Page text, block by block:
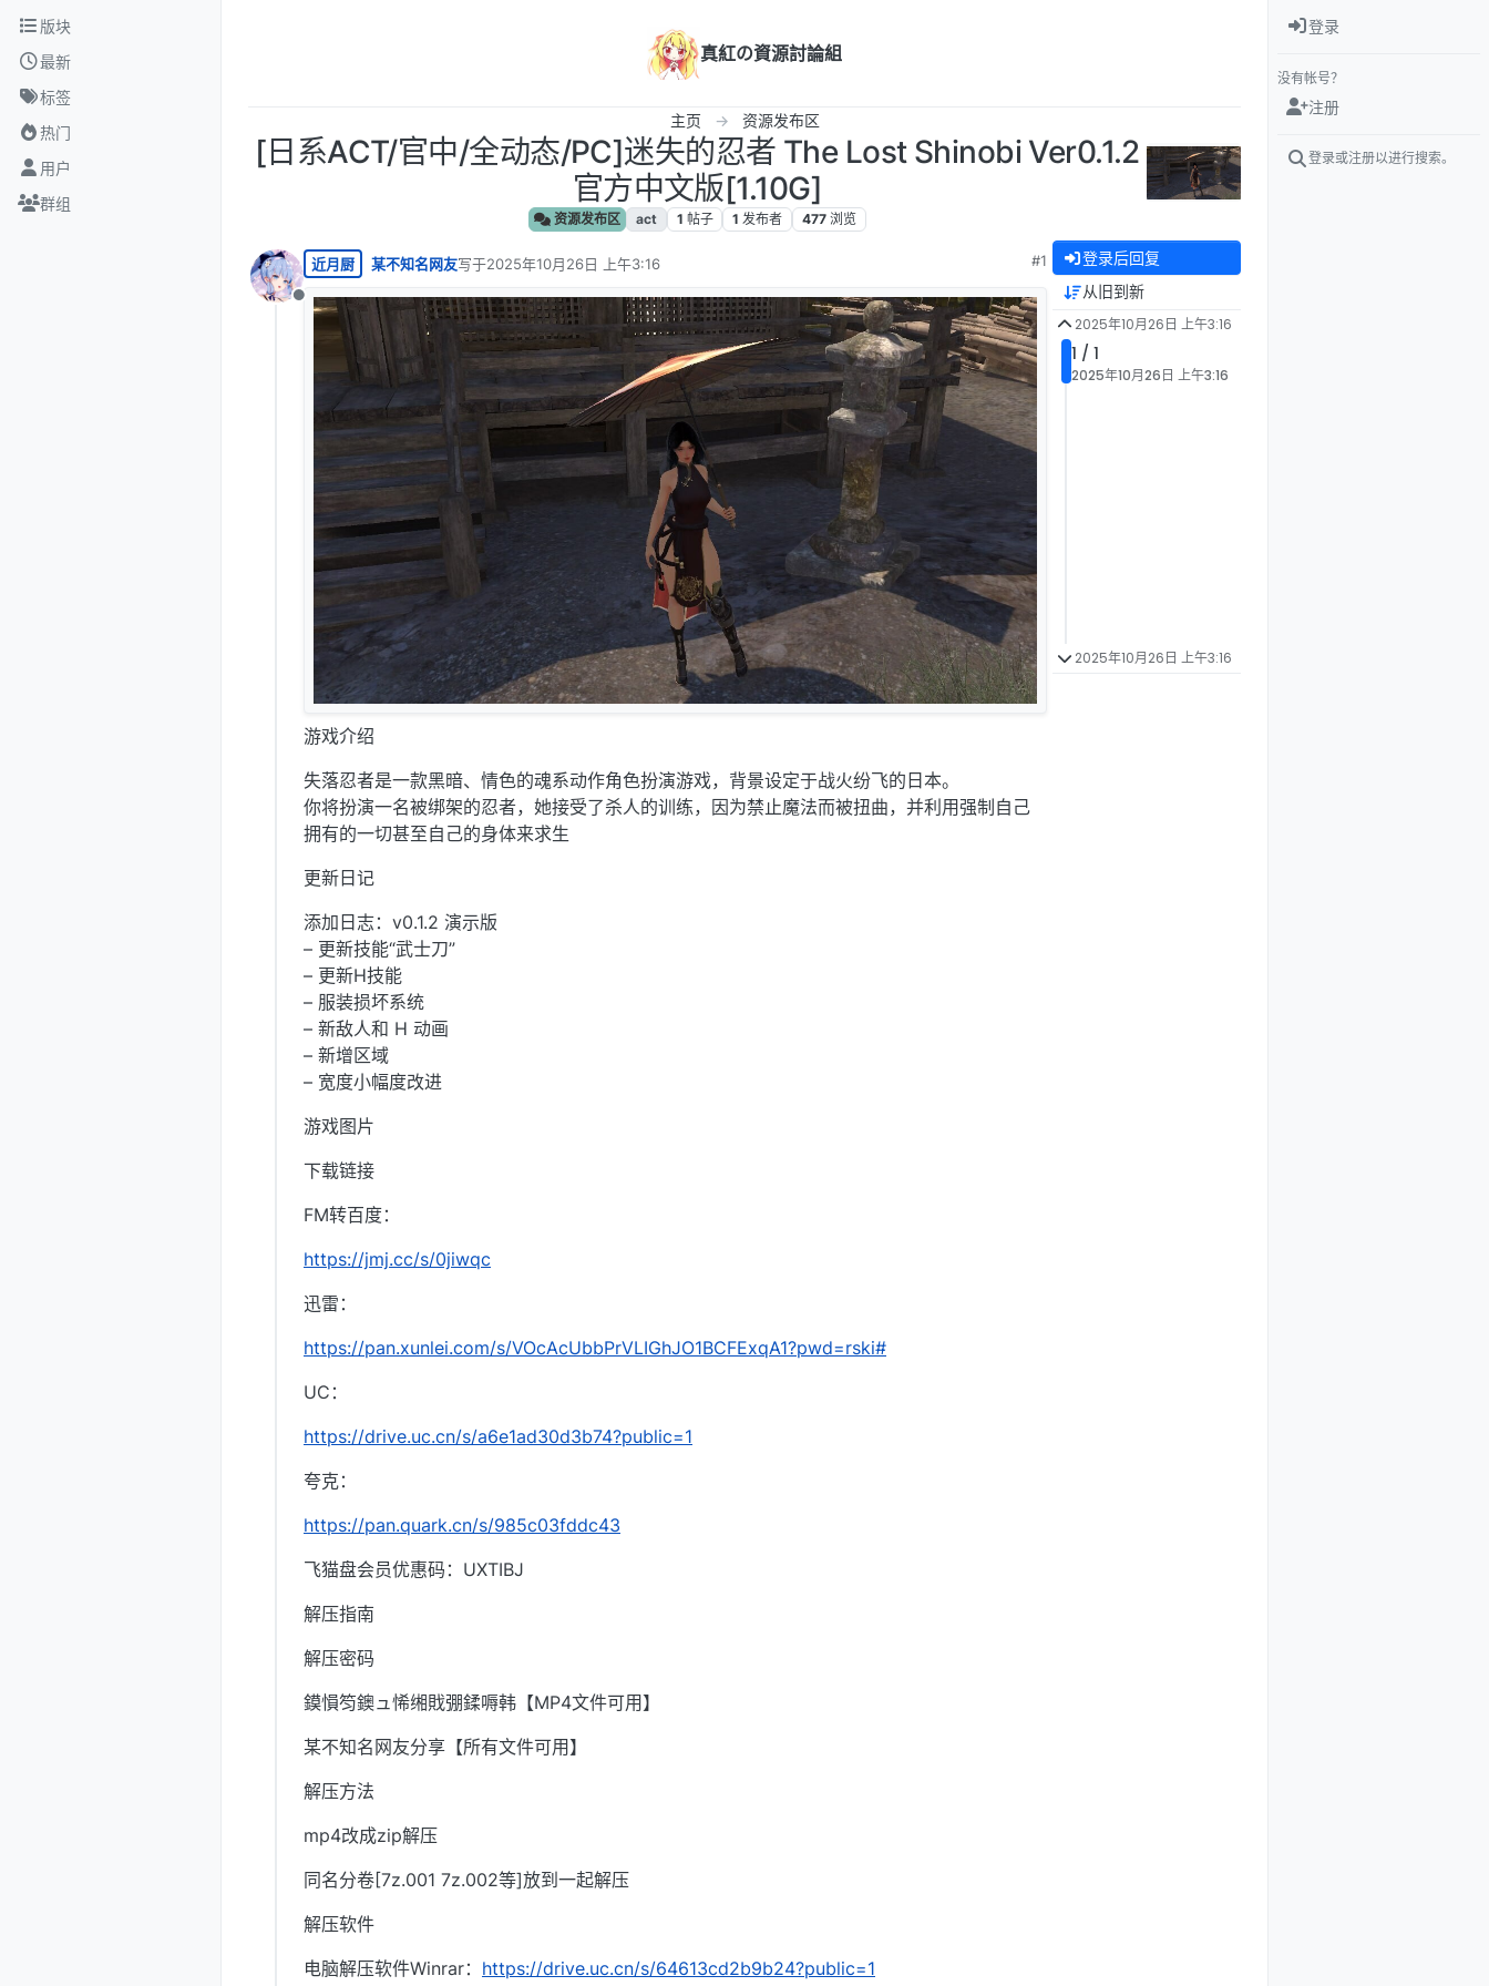
跳转至内容
版块
最新
标签
热门
用户
群组
真紅の資源討論組
主页 资源发布区
[日系ACT/官中/全动态/PC]迷失的忍者 The Lost Shinobi Ver0.1.2
官方中文版[1.10G]
资源发布区 act 1 帖子 1 发布者 477 浏览
离线
近月厨 某不知名网友写于2025年10月26日 上午3:16
最后由 编辑
#1
游戏介绍
失落忍者是一款黑暗、情色的魂系动作角色扮演游戏，背景设定于战火纷飞的日本。
你将扮演一名被绑架的忍者，她接受了杀人的训练，因为禁止魔法而被扭曲，并利用强制自己
拥有的一切甚至自己的身体来求生
更新日记
添加日志：v0.1.2 演示版
– 更新技能“武士刀”
– 更新H技能
– 服装损坏系统
– 新敌人和 H 动画
– 新增区域
– 宽度小幅度改进
游戏图片
下载链接
FM转百度：
https://jmj.cc/s/0jiwqc
迅雷：
https://pan.xunlei.com/s/VOcAcUbbPrVLIGhJO1BCFExqA1?pwd=rski#
UC：
https://drive.uc.cn/s/a6e1ad30d3b74?public=1
夸克：
https://pan.quark.cn/s/985c03fddc43
飞猫盘会员优惠码：UXTIBJ
解压指南
解压密码
鏌愪笉鐭ュ悕缃戝弸鍒嗕韩【MP4文件可用】
某不知名网友分享【所有文件可用】
解压方法
mp4改成zip解压
同名分卷[7z.001 7z.002等]放到一起解压
解压软件
电脑解压软件Winrar： https://drive.uc.cn/s/64613cd2b9b24?public=1
登录后回复
从旧到新
2025年10月26日 上午3:16
1 / 1
2025年10月26日 上午3:16
2025年10月26日 上午3:16
登录
没有帐号？
注册
登录或注册以进行搜索。